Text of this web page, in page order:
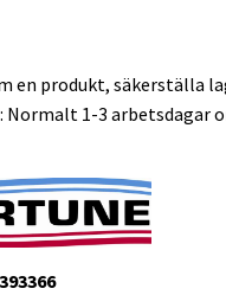
en produkt, säkerställa
Normalt 1-3 arbetsdagar